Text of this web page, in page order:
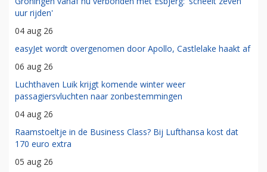
uur rijden'
04 aug 26
easyJet wordt overgenomen door Apollo, Castlelake haakt af
06 aug 26
Luchthaven Luik krijgt komende winter weer
passagiersvluchten naar zonbestemmingen
04 aug 26
Raamstoeltje in de Business Class? Bij Lufthansa kost dat
170 euro extra
05 aug 26